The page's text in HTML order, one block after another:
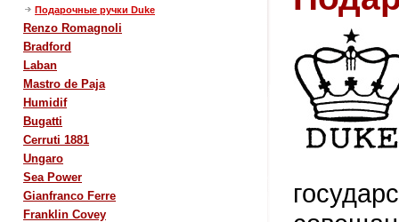
Подарочные ручки Duke
Renzo Romagnoli
Bradford
Laban
Mastro de Paja
Humidif
Bugatti
Cerruti 1881
Ungaro
Sea Power
Gianfranco Ferre
Franklin Covey